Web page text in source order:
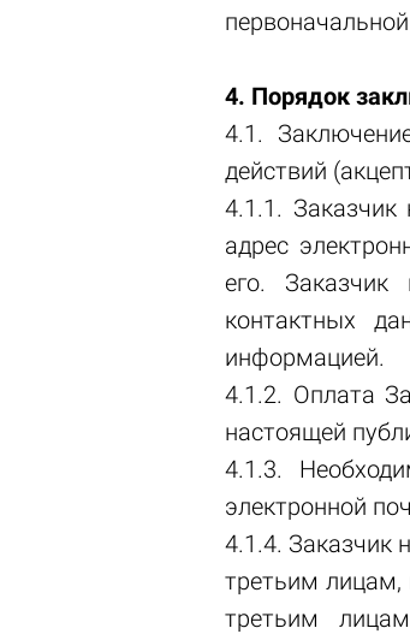
4. Порядок
4.1.
действий
4.1.1.
адрес
его. Заказчик
контактных
информацией.
4.1.2. Оплата
настоящей
4.1.3.
электронной
4.1.4. Заказчик
третьим лицам,
третьим